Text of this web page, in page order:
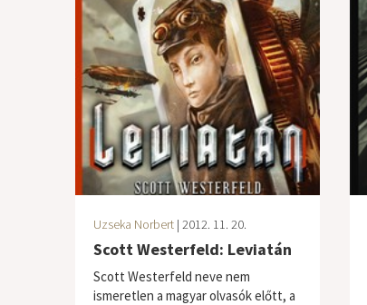
Uzseka Norbert| 2012. 11. 20.
Scott Westerfeld: Leviatán
Scott Westerfeld neve nem
ismeretlen a magyar olvasók előtt, a